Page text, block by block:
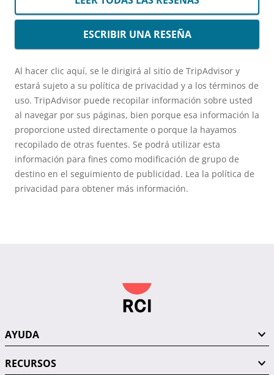
ESCRIBIR UNA RESEÑA
Al hacer clic aquí, se le dirigirá al sitio de TripAdvisor y
estará sujeto a su política de privacidad y a los términos de
uso. TripAdvisor puede recopilar información sobre usted
al navegar por sus páginas, bien porque esa información la
proporcione usted directamente o porque la hayamos
recopilado de otras fuentes. Se podrá utilizar esta
información para fines como modificación de grupo de
destino en el seguimiento de publicidad. Lea la política de
privacidad para obtener más información.
AYUDA
RECURSOS